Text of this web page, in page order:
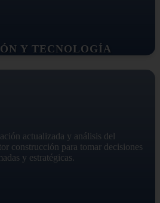
Y TECNOLOGÍA
actualizada y análisis del
construcción para tomar decisiones
y estratégicas.